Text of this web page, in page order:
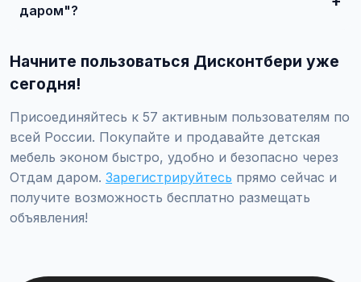
даром"?
Детская мебель эконом / Отдам даром", заполните
форму и опубликуйте. Первые объявления — бесплатно!
Начните пользоваться Дисконтбери уже
сегодня!
Присоединяйтесь к 57 активным пользователям по
всей России. Покупайте и продавайте детская
мебель эконом быстро, удобно и безопасно через
Отдам даром. Зарегистрируйтесь прямо сейчас и
получите возможность бесплатно размещать
объявления!